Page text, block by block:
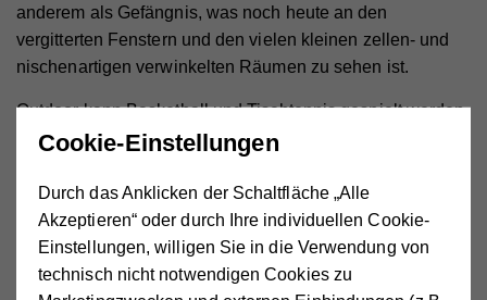
anderem als Gefängnis, was noch heute an den
vergitterten Fenstern und den vielen kleinen zellen- und
nischenartigen verwinkelten Räumen zu sehen ist.
Outdoor kann Basketball und Tischtennis gespielt werden.
Samstags steht zudem zwei Stunden lang die Turnhalle
oder Völkerball, ganz nach Lust und Laune. Bei schönem
Wetter wird von uns hin und wieder auch das drei
Kilometer vor dem Ort gelegenen Seebad am Wallersee
zum Beachen und Baden besucht.
Cookie-Einstellungen
Durch das Anklicken der Schaltfläche „Alle
Akzeptieren“ oder durch Ihre individuellen Cookie-
Einstellungen, willigen Sie in die Verwendung von
technisch nicht notwendigen Cookies zu